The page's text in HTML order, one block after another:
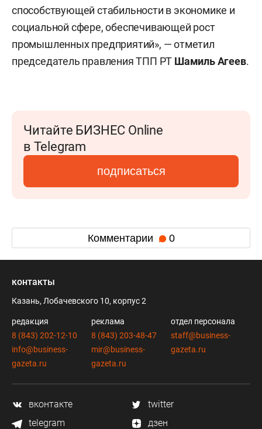
способствующей стабильности в экономике и
социальной сфере, обеспечивающей рост
промышленных предприятий», — отметил
председатель правления ТПП РТ Шамиль Агеев.
Читайте БИЗНЕС Online
в Telegram
подписаться
Комментарии 0
контакты
Казань, Лобачевского 10, корпус 2
редакция
8 (843) 202-12-10
info@business-
gazeta.ru
реклама
8 (843) 203-48-47
mir@business-
gazeta.ru
отдел персонала
staff@business-
gazeta.ru
вконтакте
twitter
telegram
дзен